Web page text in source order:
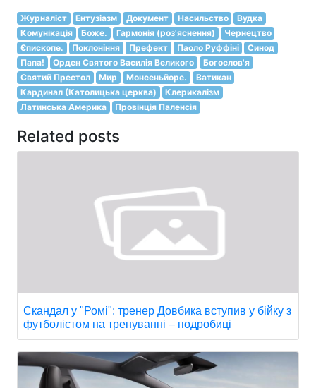
Журналіст Ентузіазм Документ Насильство
Вудка
Комунікація
Боже. Гармонія (роз'яснення)
Чернецтво
Єпископе.
Поклоніння Префект Паоло Руффіні
Синод
Папа!
Орден Святого Василія Великого
Богослов'я
Святий Престол
Мир Монсеньйоре.
Ватикан
Кардинал (Католицька церква)
Клерикалізм
Латинська Америка
Провінція Паленсія
Related posts
Скандал у "Ромі": тренер Довбика вступив у бійку з
футболістом на тренуванні – подробиці